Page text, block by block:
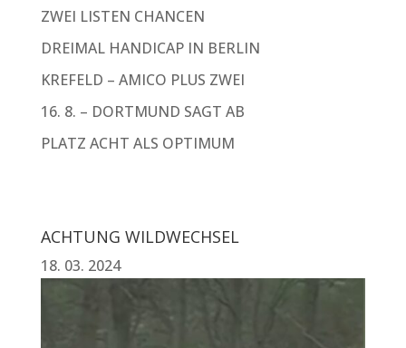
ZWEI LISTEN CHANCEN
DREIMAL HANDICAP IN BERLIN
KREFELD – AMICO PLUS ZWEI
16. 8. – DORTMUND SAGT AB
PLATZ ACHT ALS OPTIMUM
ACHTUNG WILDWECHSEL
18. 03. 2024